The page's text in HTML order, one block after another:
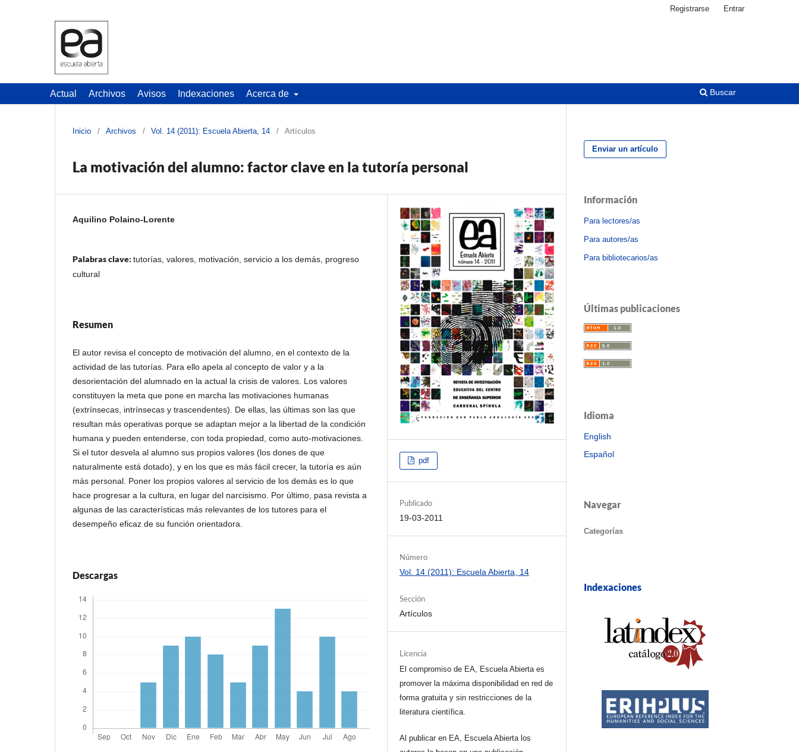
Actual Archivos Avisos Indexaciones Acerca de Buscar
Registrarse Entrar
Inicio / Archivos / Vol. 14 (2011): Escuela Abierta, 14 / Artículos
La motivación del alumno: factor clave en la tutoría personal
Aquilino Polaino-Lorente
Palabras clave: tutorías, valores, motivación, servicio a los demás, progreso
cultural
Resumen
El autor revisa el concepto de motivación del alumno, en el contexto de la
actividad de las tutorías. Para ello apela al concepto de valor y a la
desorientación del alumnado en la actual la crisis de valores. Los valores
constituyen la meta que pone en marcha las motivaciones humanas
(extrínsecas, intrínsecas y trascendentes). De ellas, las últimas son las que
resultan más operativas porque se adaptan mejor a la libertad de la condición
humana y pueden entenderse, con toda propiedad, como auto-motivaciones.
Si el tutor desvela al alumno sus propios valores (los dones de que
naturalmente está dotado), y en los que es más fácil crecer, la tutoría es aún
más personal. Poner los propios valores al servicio de los demás es lo que
hace progresar a la cultura, en lugar del narcisismo. Por último, pasa revista a
algunas de las características más relevantes de los tutores para el
desempeño eficaz de su función orientadora.
Descargas
pdf
Publicado
19-03-2011
Número
Vol. 14 (2011): Escuela Abierta, 14
Sección
Artículos
Licencia
El compromiso de EA, Escuela Abierta es
promover la máxima disponibilidad en red de
forma gratuita y sin restricciones de la
literatura científica.
Al publicar en EA, Escuela Abierta los
Enviar un artículo
Información
Para lectores/as
Para autores/as
Para bibliotecarios/as
Últimas publicaciones
Idioma
English
Español
Navegar
Categorías
Indexaciones